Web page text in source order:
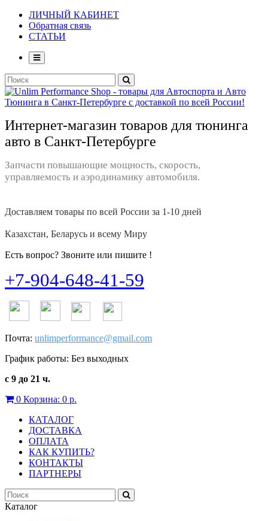
ЛИЧНЫЙ КАБИНЕТ
Обратная связь
СТАТЬИ
Интернет-магазин товаров для тюнинга
авто в Санкт-Петербурге
Запчасти повышающие мощность, скорость,
управляемость и аэродинамику автомобиля.
Доставляем товары по всей России за 1-10 дней
Казахстан, Беларусь и всему Миру
Есть вопрос? Звоните или пишите !
+7-904-648-41-59
Почта: unlimperformance@gmail.com
График работы: Без выходных
с 9 до 21 ч.
0 Корзина: 0 р.
КАТАЛОГ
ДОСТАВКА
ОПЛАТА
КАК КУПИТЬ?
КОНТАКТЫ
ПАРТНЕРЫ
Каталог